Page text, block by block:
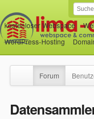
kostenloser Webspace
WordPress-Hosting
Forum